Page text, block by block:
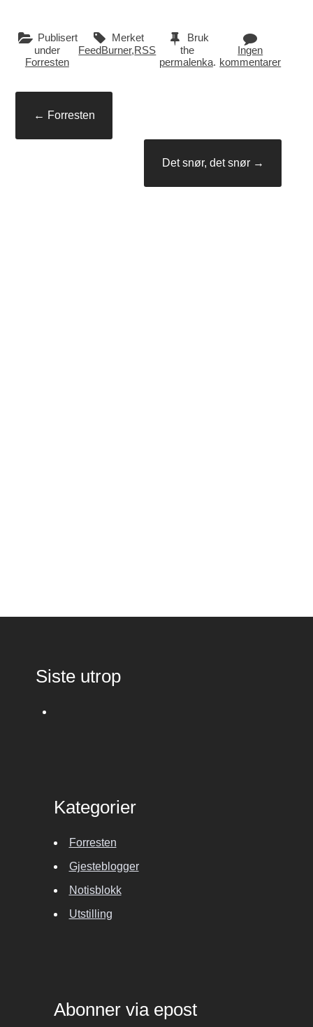
Publisert
under
Forresten
Merket
FeedBurner,RSS
Bruk
the
permalenka.
Ingen
kommentarer
Innleggsnavigasjon
← Forresten
Det snør, det snør →
Siste utrop
Kategorier
Forresten
Gjesteblogger
Notisblokk
Utstilling
Abonner via epost